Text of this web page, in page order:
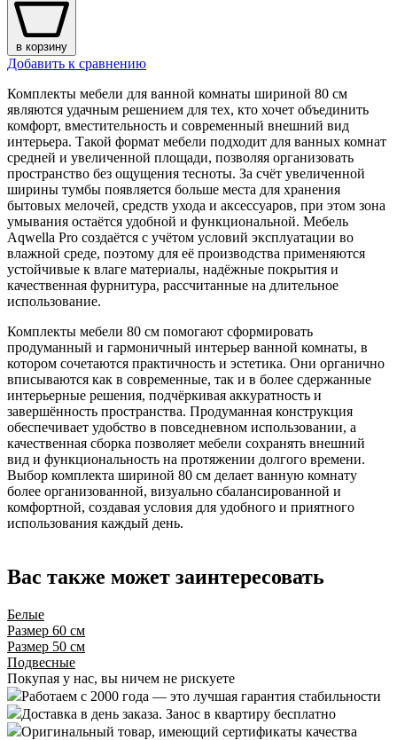
в корзину
Добавить к сравнению
Комплекты мебели для ванной комнаты шириной 80 см
являются удачным решением для тех, кто хочет объединить
комфорт, вместительность и современный внешний вид
интерьера. Такой формат мебели подходит для ванных комнат
средней и увеличенной площади, позволяя организовать
пространство без ощущения тесноты. За счёт увеличенной
ширины тумбы появляется больше места для хранения
бытовых мелочей, средств ухода и аксессуаров, при этом зона
умывания остаётся удобной и функциональной. Мебель
Aqwella Pro создаётся с учётом условий эксплуатации во
влажной среде, поэтому для её производства применяются
устойчивые к влаге материалы, надёжные покрытия и
качественная фурнитура, рассчитанные на длительное
использование.
Комплекты мебели 80 см помогают сформировать
продуманный и гармоничный интерьер ванной комнаты, в
котором сочетаются практичность и эстетика. Они органично
вписываются как в современные, так и в более сдержанные
интерьерные решения, подчёркивая аккуратность и
завершённость пространства. Продуманная конструкция
обеспечивает удобство в повседневном использовании, а
качественная сборка позволяет мебели сохранять внешний
вид и функциональность на протяжении долгого времени.
Выбор комплекта шириной 80 см делает ванную комнату
более организованной, визуально сбалансированной и
комфортной, создавая условия для удобного и приятного
использования каждый день.
Вас также может заинтересовать
Белые
Размер 60 см
Размер 50 см
Подвесные
Покупая у нас, вы ничем не рискуете
Работаем с 2000 года — это лучшая гарантия стабильности
Доставка в день заказа. Занос в квартиру бесплатно
Оригинальный товар, имеющий сертификаты качества